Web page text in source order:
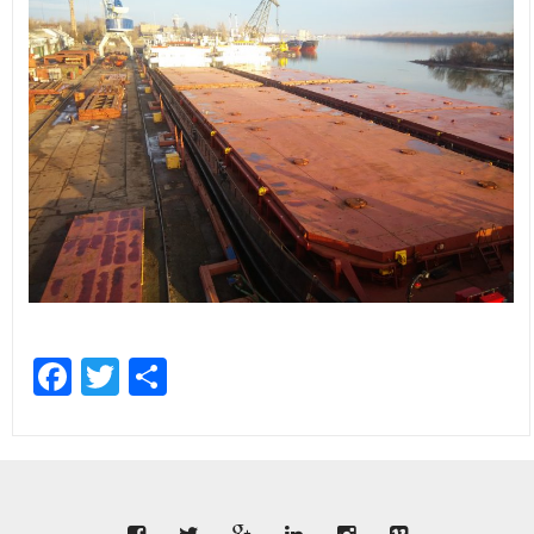
Facebook
Twitter
Share